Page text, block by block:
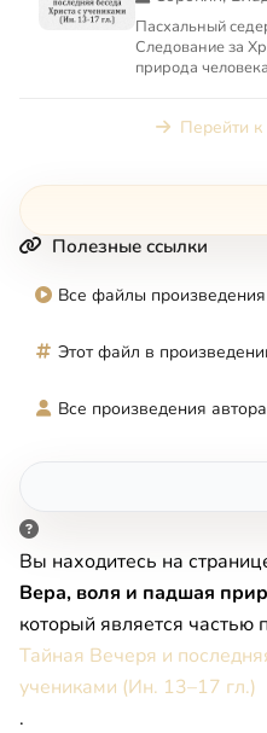
Пасхальный
Следование за
природа
Перейти
Полезные ссылки
Все файлы произведения
Этот файл в
Все произведения автора
Вы находитесь на
Вера, воля и падшая
который является частью
Тайная Вечеря и
учениками (Ин. 13–17 гл.)
.